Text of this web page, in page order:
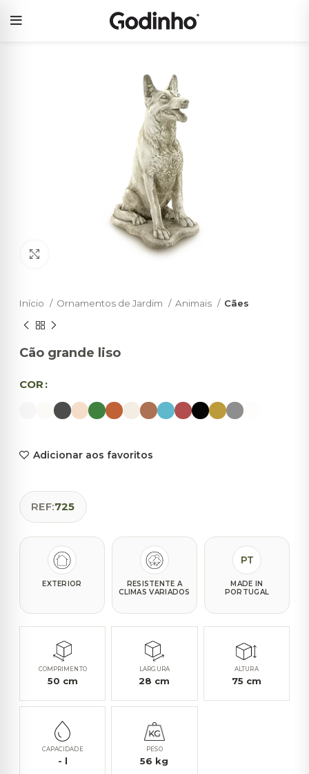
Início Ornamentos de Jardim Animais Cães
Cão grande liso
COR
Adicionar aos favoritos
REF:725
EXTERIOR
RESISTENTE A
CLIMAS VARIADOS
PT
MADE IN
PORTUGAL
COMPRIMENTO
50 cm
LARGURA
28 cm
ALTURA
75 cm
CAPACIDADE
- l
PESO
56 kg